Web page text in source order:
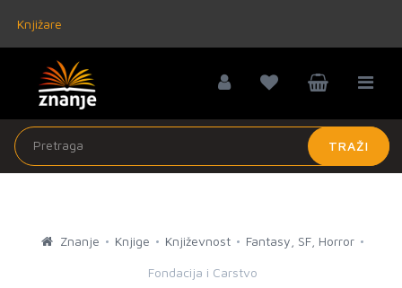
Knjižare
TRAŽI
Znanje Knjige Književnost Fantasy, SF, Horror
Fondacija i Carstvo